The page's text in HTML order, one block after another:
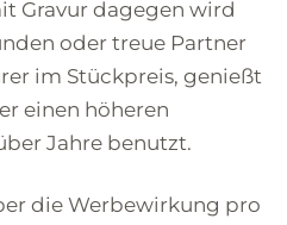
Gravur dagegen wird
oder treue Partner
im Stückpreis, genießt
einen höheren
Jahre benutzt.
die Werbewirkung pro